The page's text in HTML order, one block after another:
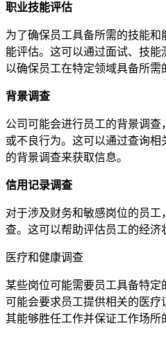
职业技能评估
为了确保员工具备所需的技能
能评估。这可以通过面试、技能
以确保员工在特定领域具备所需
背景调查
公司可能会进行员工的背景调
或不良行为。这可以通过查询
的背景调查来获取信息。
信用记录调查
对于涉及财务和敏感岗位的员工
查。这可以帮助评估员工的经济
医疗和健康调查
某些岗位可能需要员工具备特定
可能会要求员工提供相关的医
其能够胜任工作并保证工作场所